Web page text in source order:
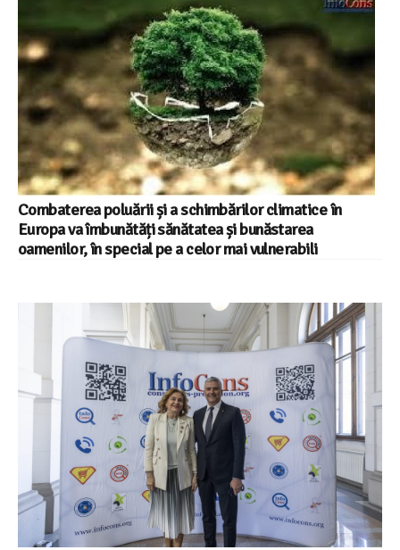
Combaterea poluării și a schimbărilor climatice în
Europa va îmbunătăți sănătatea și bunăstarea
oamenilor, în special pe a celor mai vulnerabili